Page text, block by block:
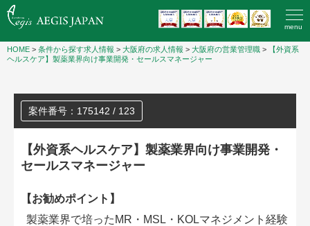
menu
HOME > 条件から探す求人情報 > 大阪府の求人情報 > 大阪府の営業管理職 >
【外資系
ヘルスケア】製薬業界向け事業開発・セールスマネージャー
案件番号：175142 / 123
【外資系ヘルスケア】製薬業界向け事業開発・
セールスマネージャー
【お勧めポイント】
製薬業界で培ったMR・MSL・KOLマネジメント経験